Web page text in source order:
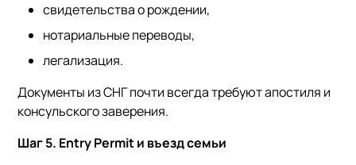
свидетельства о рождении,
нотариальные переводы,
легализация.
Документы из СНГ почти всегда требуют апостиля и
консульского заверения.
Шаг 5. Entry Permit и въезд семьи